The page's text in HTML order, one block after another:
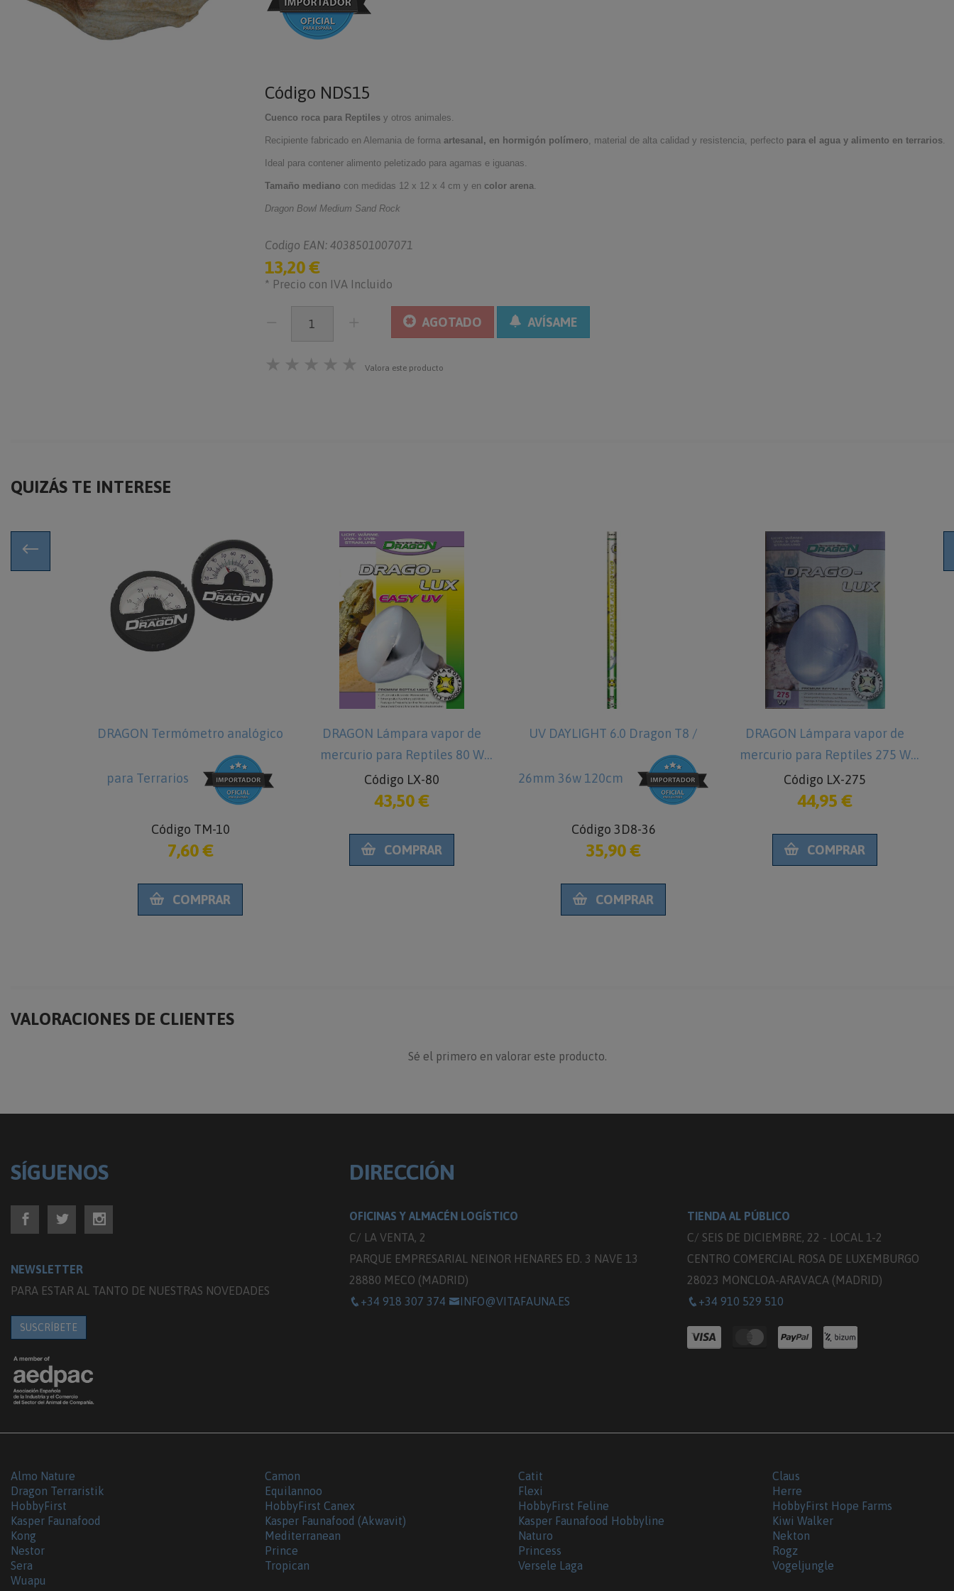
Código NDS15
Cuenco roca para Reptilesy otros animales.
Recipiente fabricado en Alemania de forma artesanal, en hormigón polímero, material de alta calidad y resistencia, perfecto para el agua y alimento en terrarios.
Ideal para contener alimento peletizado para agamas e iguanas.
Tamaño mediano con medidas 12 x 12 x 4 cm y en color arena.
Dragon Bowl Medium Sand Rock
Codigo EAN: 4038501007071
13,20 €
* Precio con IVA Incluido
AGOTADO AVÍSAME
★ ★ ★ ★ ★ Valora este producto
QUIZÁS TE INTERESE
Termómetro analógico
DRAGON Lámpara vapor de
mercurio para Reptiles 80 W
Código LX-80
43,50 €
UV DAYLIGHT 6.0 Dragon T8 /
26mm 36w 120cm
DRAGON Lámpara vapor de
mercurio para Reptiles 275 W
Código LX-275
44,95 €
DRAGON Manta
Reptiles 10 W
VALORACIONES DE CLIENTES
Sé el primero en valorar este producto.
SÍGUENOS
NEWSLETTER
PARA ESTAR AL TANTO DE NUESTRAS NOVEDADES
SUSCRÍBETE
DIRECCIÓN
OFICINAS Y ALMACÉN LOGÍSTICO
C/ LA VENTA, 2
PARQUE EMPRESARIAL NEINOR HENARES ED. 3 NAVE 13
28880 MECO (MADRID)
+34 918 307 374
INFO@VITAFAUNA.ES
TIENDA AL PÚBLICO
C/ SEIS DE DICIEMBRE, 22 - LOCAL 1-2
CENTRO COMERCIAL ROSA DE LUXEMBURGO
28023 MONCLOA-ARAVACA (MADRID)
+34 910 529 510
Almo Nature Camon Catit
Claus
Dragon Terraristik
Equilannoo Flexi
Herre
HobbyFirst
HobbyFirst Canex HobbyFirst Feline
HobbyFirst Hope Farms
Kasper Faunafood
Kasper Faunafood (Akwavit) Kasper Faunafood Hobbyline
Kiwi Walker
Kong
Mediterranean Naturo
Nekton
Nestor
Prince Princess
Rogz
Sera
Tropican Versele Laga
Vogeljungle
Wuapu